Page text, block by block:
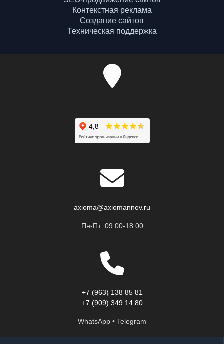
Контекстная реклама
Создание сайтов
Техническая поддержка
axioma@axiomannov.ru
Пн-Пт: 09:00-18:00
+7 (963) 138 85 81
+7 (909) 349 14 80
WhatsApp • Telegram